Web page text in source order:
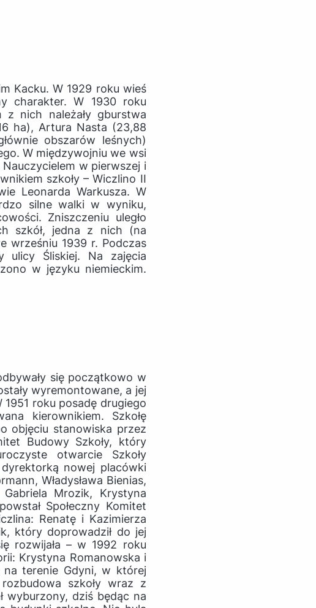
Kacku. W 1929 roku wieś
charakter. W 1930 roku
z nich należały gburstwa
ha), Artura Nasta (23,88
obszarów leśnych)
W międzywojniu we wsi
w pierwszej i
szkoły – Wiczlino II
Leonarda Warkusza. W
silne walki w wyniku,
Zniszczeniu uległo
szkół, jedna z nich (na
wrześniu 1939 r. Podczas
ulicy Śliskiej. Na zajęcia
w języku niemieckim.
się początkowo w
wyremontowane, a jej
roku posadę drugiego
kierownikiem. Szkołę
objęciu stanowiska przez
Budowy Szkoły, który
otwarcie Szkoły
nowej placówki
Władysława Bienias,
Gabriela Mrozik, Krystyna
Społeczny Komitet
Renatę i Kazimierza
który doprowadził do jej
rozwijała – w 1992 roku
Krystyna Romanowska i
na terenie Gdyni, w której
szkoły wraz z
wyburzony, dziś będąc na